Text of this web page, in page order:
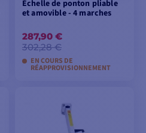
Échelle de ponton pliable
et amovible - 4 marches
287,90 €
302,28 €
EN COURS DE
RÉAPPROVISIONNEMENT
AJOUTER AU
PANIER